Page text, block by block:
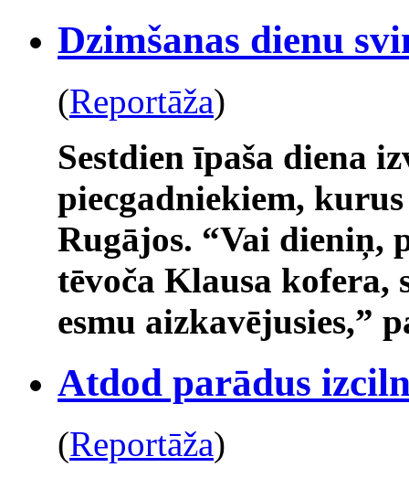
Dzimšanas dienu
(Reportāža)
Sestdien īpaša diena
piecgadniekiem,
Rugājos. “Vai dieniņ,
tēvoča Klausa kofera,
esmu aizkavējusies,”
Atdod parādus
(Reportāža)